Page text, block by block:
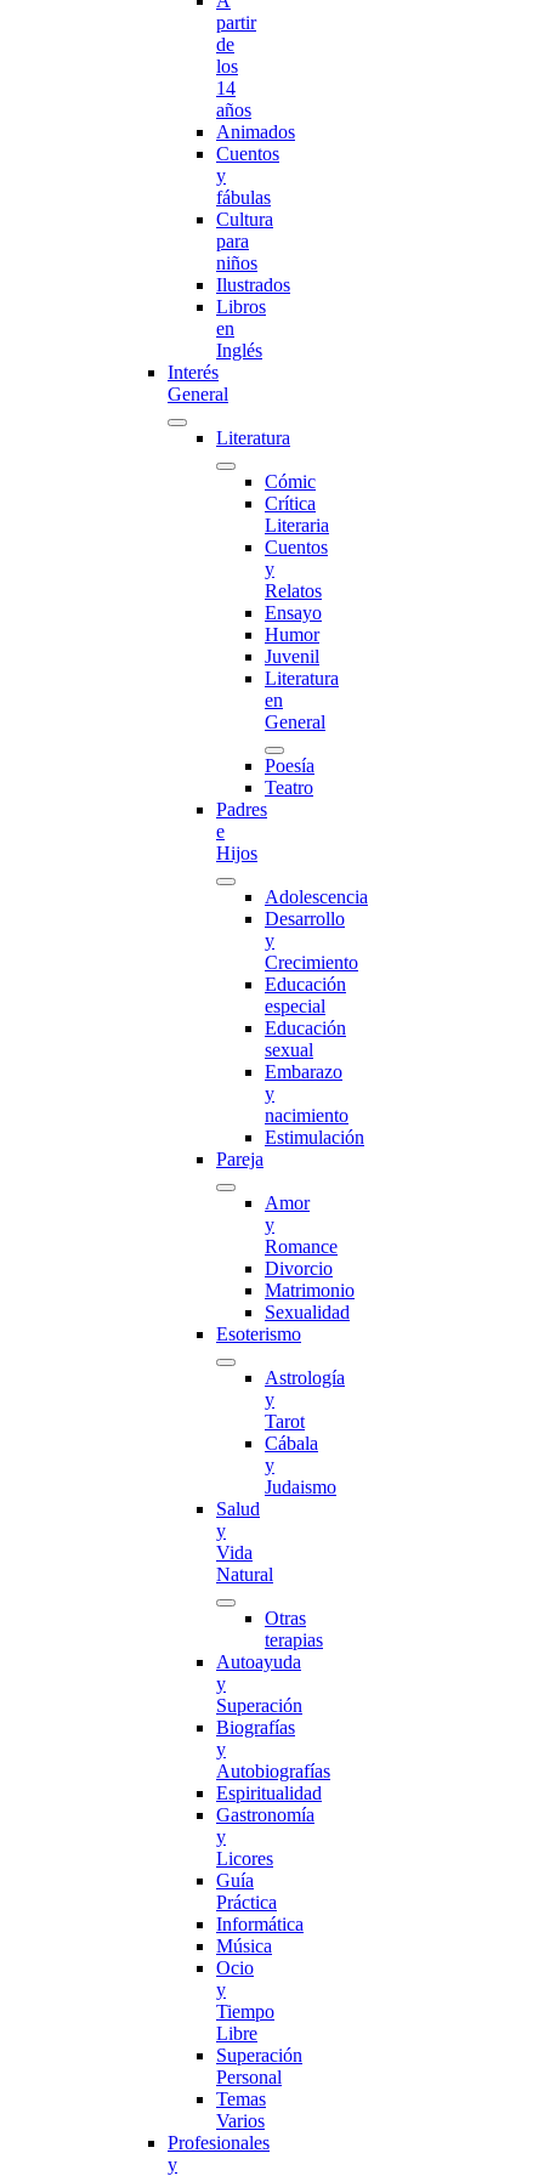
partir
de
los
14
años
Animados
Cuentos
y
fábulas
Cultura
para
niños
Ilustrados
Libros
en
Inglés
Interés
General
Literatura
Cómic
Crítica
Literaria
Cuentos
y
Relatos
Ensayo
Humor
Juvenil
Literatura
en
General
Poesía
Teatro
Padres
e
Hijos
Adolescencia
Desarrollo
y
Crecimiento
Educación
especial
Educación
sexual
Embarazo
y
nacimiento
Estimulación
Pareja
Amor
y
Romance
Divorcio
Matrimonio
Sexualidad
Esoterismo
Astrología
y
Tarot
Cábala
y
Judaismo
Salud
y
Vida
Natural
Otras
terapias
Autoayuda
y
Superación
Biografías
y
Autobiografías
Espiritualidad
Gastronomía
y
Licores
Guía
Práctica
Informática
Música
Ocio
y
Tiempo
Libre
Superación
Personal
Temas
Varios
Profesionales
y